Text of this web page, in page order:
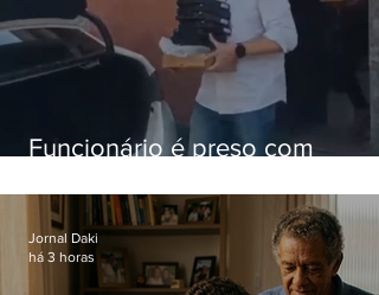
Funcionário é preso com
Hospital do Andaraí
Jornal Daki
há 3 horas